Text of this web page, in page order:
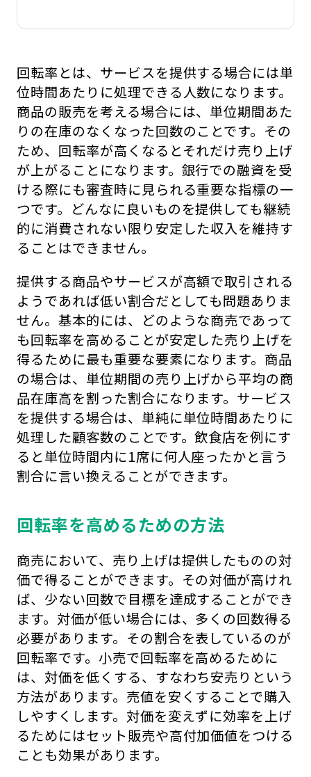
回転率とは、サービスを提供する場合には単
位時間あたりに処理できる人数になります。
商品の販売を考える場合には、単位期間あた
りの在庫のなくなった回数のことです。その
ため、回転率が高くなるとそれだけ売り上げ
が上がることになります。銀行での融資を受
ける際にも審査時に見られる重要な指標の一
つです。どんなに良いものを提供しても継続
的に消費されない限り安定した収入を維持す
ることはできません。
提供する商品やサービスが高額で取引される
ようであれば低い割合だとしても問題ありま
せん。基本的には、どのような商売であって
も回転率を高めることが安定した売り上げを
得るために最も重要な要素になります。商品
の場合は、単位期間の売り上げから平均の商
品在庫高を割った割合になります。サービス
を提供する場合は、単純に単位時間あたりに
処理した顧客数のことです。飲食店を例にす
ると単位時間内に1席に何人座ったかと言う
割合に言い換えることができます。
回転率を高めるための方法
商売において、売り上げは提供したものの対
価で得ることができます。その対価が高けれ
ば、少ない回数で目標を達成することができ
ます。対価が低い場合には、多くの回数得る
必要があります。その割合を表しているのが
回転率です。小売で回転率を高めるために
は、対価を低くする、すなわち安売りという
方法があります。売値を安くすることで購入
しやすくします。対価を変えずに効率を上げ
るためにはセット販売や高付加価値をつける
ことも効果があります。